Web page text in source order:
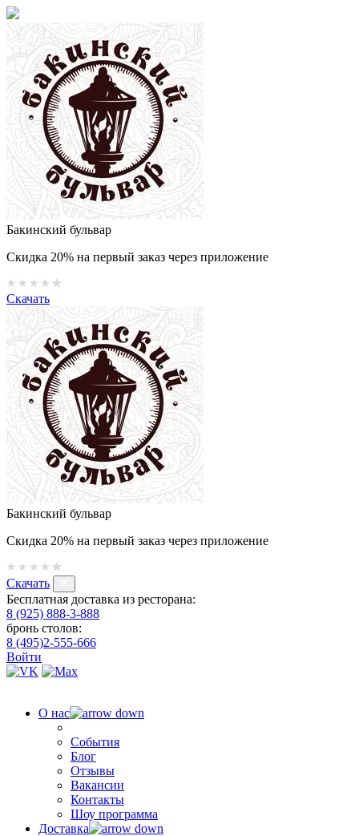
Бакинский бульвар
Скидка 20% на первый заказ через приложение
Скачать
Бакинский бульвар
Скидка 20% на первый заказ через приложение
Скачать
Бесплатная доставка из ресторана:
8 (925) 888-3-888
бронь столов:
8 (495)2-555-666
Войти
О нас
События
Блог
Отзывы
Вакансии
Контакты
Шоу программа
Доставка